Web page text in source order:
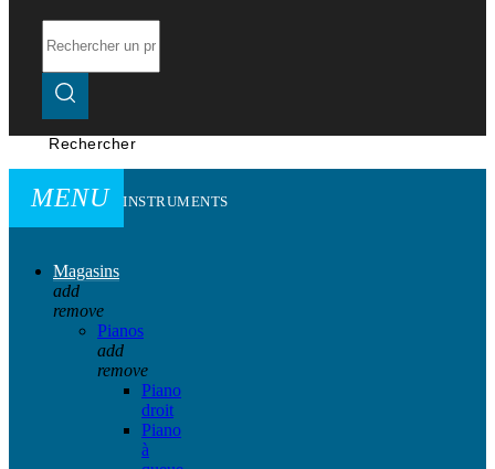
Rechercher
MENU INSTRUMENTS
Magasins
add
remove
Pianos
add
remove
Piano
droit
Piano
à